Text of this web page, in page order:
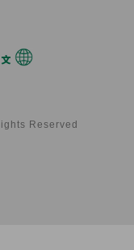
Reserved